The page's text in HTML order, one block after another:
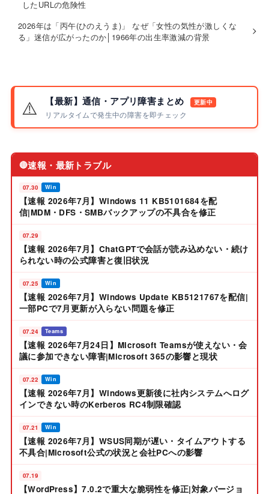
したURLの危険性
2026年は「丙午(ひのえうま)」 なぜ「女性の気性が激しくな
る」迷信が広がったのか│1966年の出生率激減の背景
⚠️ 【最新】通信・アプリ障害まとめ 更新中
リアルタイムで発生中の障害を即チェック
🔴速報・最新トラブル
07.30 Win
【速報 2026年7月】Windows 11 KB5101684を配
信|MDM・DFS・SMBバックアップの不具合を修正
07.29
【速報 2026年7月】ChatGPTで会話が読み込めない・続け
られない時の公式障害と復旧状況
07.25 Win
【速報 2026年7月】Windows Update KB5121767を配信|
一部PCで7月更新が入らない問題を修正
07.24 Teams
【速報 2026年7月24日】Microsoft Teamsが使えない・会
議に参加できない障害|Microsoft 365の影響と現状
07.22 Win
【速報 2026年7月】Windows更新後に社内システムへログ
インできない時のKerberos RC4制限確認
07.21 Win
【速報 2026年7月】WSUS同期が遅い・タイムアウトする
不具合|Microsoft公式の状況と会社PCへの影響
07.19
【WordPress】7.0.2で重大な脆弱性を修正|対象バージョ